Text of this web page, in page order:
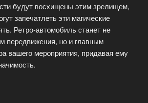
будут восхищены этим зрелищем,
запечатлеть эти магические
Ретро-автомобиль станет не
передвижения, но и главным
вашего мероприятия, придавая ему